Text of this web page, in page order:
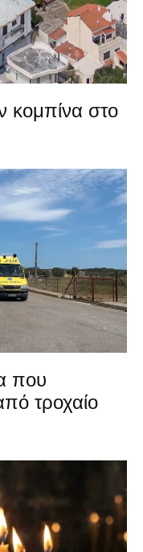
κομπίνα στο
που
τροχαίο